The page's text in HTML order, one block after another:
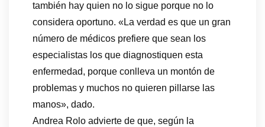
también hay quien no lo sigue porque no lo
considera oportuno. «La verdad es que un gran
número de médicos prefiere que sean los
especialistas los que diagnostiquen esta
enfermedad, porque conlleva un montón de
problemas y muchos no quieren pillarse las
manos», dado.
Andrea Rolo advierte de que, según la